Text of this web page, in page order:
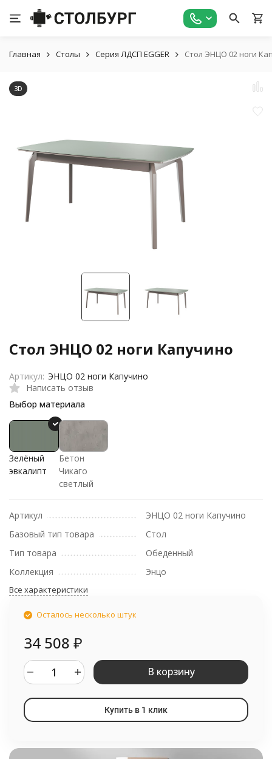
Главная Столы Серия ЛДСП EGGER Стол ЭНЦО 02 ноги
3D
Стол ЭНЦО 02 ноги Капучино
Написать отзыв
Выбор материала
Зелёный
эвкалипт
Бетон
Чикаго
светлый
Артикул: ЭНЦО 02 ноги Капучино
Артикул
ЭНЦО 02 ноги Капучино
Базовый тип товара
Стол
Тип товара
Обеденный
Коллекция
Энцо
Все характеристики
Осталось несколько штук
34 508 ₽
В корзину
Купить в 1 клик